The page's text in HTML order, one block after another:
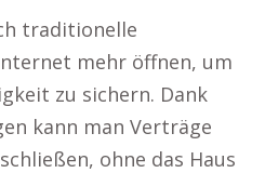
traditionelle
mehr öffnen, um
zu sichern. Dank
kann man Verträge
ohne das Haus